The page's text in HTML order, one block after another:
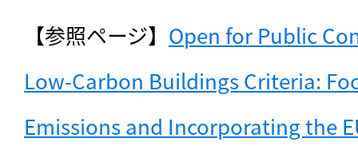
【参照ページ】 Open for Public
Low-Carbon Buildings Criteria:
Emissions and Incorporating the